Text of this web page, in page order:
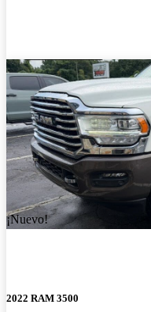
¡Nuevo!
2022 RAM 3500